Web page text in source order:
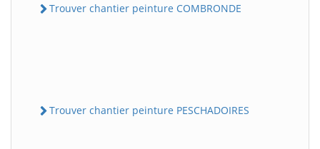
Trouver chantier peinture COMBRONDE
Trouver chantier peinture PESCHADOIRES